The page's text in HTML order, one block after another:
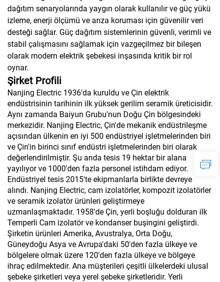
dağıtım senaryolarında yaygın olarak kullanılır ve güç yükü
izleme, enerji ölçümü ve arıza koruması için güvenilir veri
desteği sağlar. Güç dağıtım sistemlerinin güvenli, verimli ve
stabil çalışmasını sağlamak için vazgeçilmez bir bileşen
olarak modern elektrik şebekesi inşasında kritik bir rol
oynar.
Şirket Profili
Nanjing Electric 1936'da kuruldu ve Çin elektrik
endüstrisinin tarihinin ilk yüksek gerilim seramik üreticisidir.
Aynı zamanda Baiyun Grubu'nun Doğu Çin bölgesindeki
merkezidir. Nanjing Electric, Çin'de mekanik endüstrileşme
açısından ülkenin en iyi 500 endüstriyel işletmelerinden biri
ve Çin'in birinci sınıf endüstri işletmelerinden biri olarak
değerlendirilmiştir. Şu anda tesis 19 hektar bir alana
yayılıyor ve 1000'den fazla personel istihdam ediyor.
Endüstriyel tesis 2015'te ekipmanlarla birlikte devreye
alındı. Nanjing Electric, cam izolatörler, kompozit izolatörler
ve seramik izolatör ürünleri geliştirmeye
uzmanlaşmaktadır. 1958'de Çin, yerli boşluğu dolduran ilk
Temperli Cam izolatör ve kondanser buşingini geliştirdi.
Şirketin ürünleri Amerika, Avustralya, Orta Doğu,
Güneydoğu Asya ve Avrupa'daki 50'den fazla ülkeye ve
bölgelere olmak üzere 120'den fazla ülkeye ve bölgeye
ihraç edilmektedir. Ana müşterileri çeşitli ülkelerdeki ulusal
şebeke şirketleri veya yerel şebeke şirketleridir. Yerli